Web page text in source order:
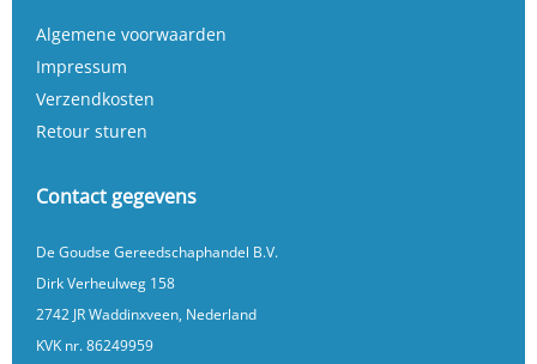
Algemene voorwaarden
Impressum
Verzendkosten
Retour sturen
Contact gegevens
De Goudse Gereedschaphandel B.V.
Dirk Verheulweg 158
2742 JR Waddinxveen, Nederland
KVK nr. 86249959